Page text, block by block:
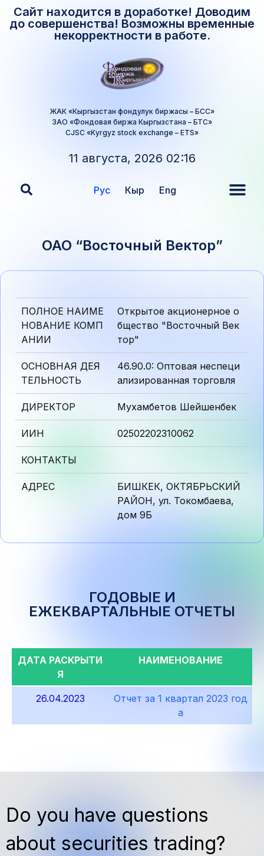
Сайт находится в доработке! Доводим
до совершенства! Возможны временные
некорректности в работе.
ЖАК «Кыргызстан фондулук биржасы – БСС»
ЗАО «Фондовая биржа Кыргызстана – БТС»
CJSC «Kyrgyz stock exchange – ETS»
11 августа, 2026 02:16
Рус Кыр Eng
ОАО “Восточный Вектор”
ПОЛНОЕ НАИМЕ
НОВАНИЕ КОМП
АНИИ
Открытое акционерное о
бщество "Восточный Век
тор"
ОСНОВНАЯ ДЕЯ
ТЕЛЬНОСТЬ
46.90.0: Оптовая неспеци
ализированная торговля
ДИРЕКТОР Мухамбетов Шейшенбек
ИИН 02502202310062
КОНТАКТЫ
АДРЕС
БИШКЕК, ОКТЯБРЬСКИЙ
РАЙОН, ул. Токомбаева,
дом 9Б
ГОДОВЫЕ И
ЕЖЕКВАРТАЛЬНЫЕ ОТЧЕТЫ
ДАТА РАСКРЫТИ
Я
НАИМЕНОВАНИЕ
26.04.2023
Отчет за 1 квартал 2023 год
а
Do you have questions
about securities trading?